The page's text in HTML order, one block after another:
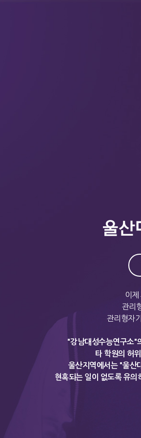
이
관리
관리형자
"강남대성수능연구소"
타 학원의 허
울산지역에서는 "울산
현혹되는 일이 없도록 유의